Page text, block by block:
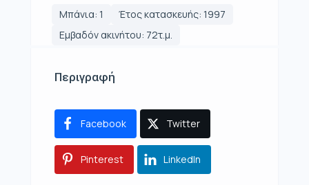
Μπάνια: 1
Έτος κατασκευής: 1997
Εμβαδόν ακινήτου: 72τ.μ.
Περιγραφή
Facebook Twitter
Pinterest LinkedIn